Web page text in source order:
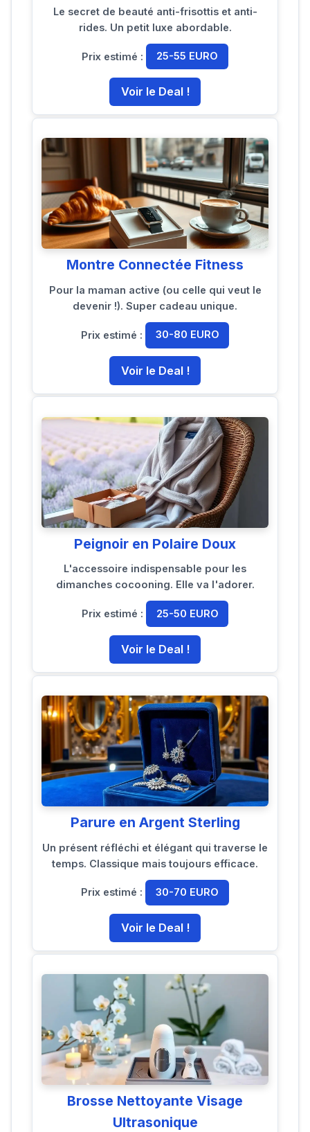
Le secret de beauté anti-frisottis et anti-
rides. Un petit luxe abordable.
Prix estimé : 25-55 EURO
Voir le Deal !
Montre Connectée Fitness
Pour la maman active (ou celle qui veut le
devenir !). Super cadeau unique.
Prix estimé : 30-80 EURO
Voir le Deal !
Peignoir en Polaire Doux
L'accessoire indispensable pour les
dimanches cocooning. Elle va l'adorer.
Prix estimé : 25-50 EURO
Voir le Deal !
Parure en Argent Sterling
Un présent réfléchi et élégant qui traverse le
temps. Classique mais toujours efficace.
Prix estimé : 30-70 EURO
Voir le Deal !
Brosse Nettoyante Visage
Ultrasonique